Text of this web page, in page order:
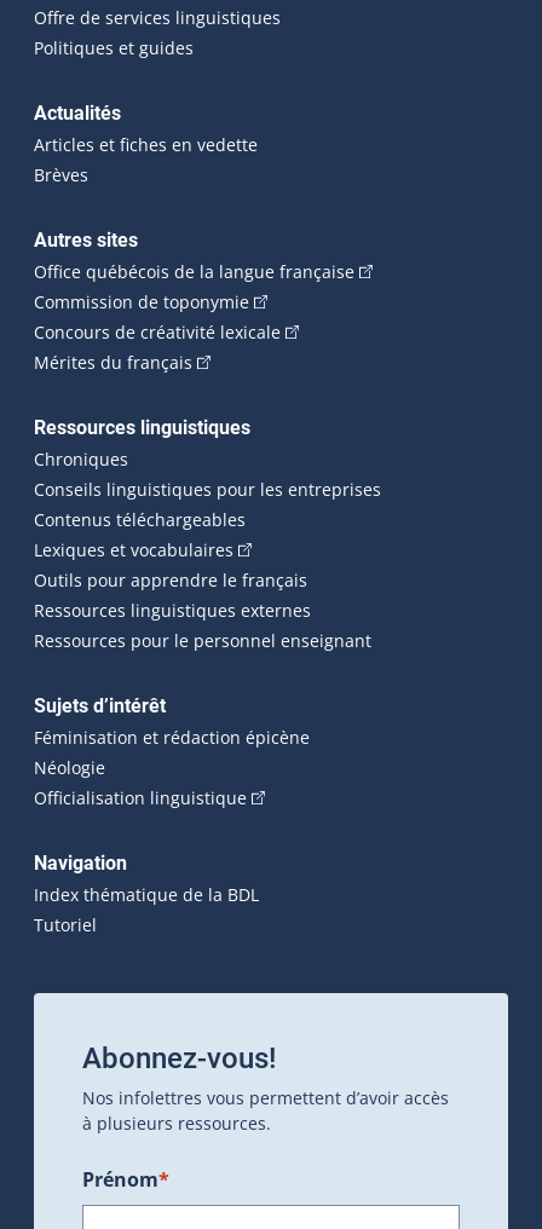
Offre de services linguistiques
Politiques et guides
Actualités
Articles et fiches en vedette
Brèves
Autres sites
Office québécois de la langue française(Cet hyperlien
Commission de toponymie(Cet hyperlien externe s'ouvrira
Concours de créativité lexicale(Cet hyperlien externe
Mérites du français (Cet hyperlien externe s'ouvrira dans une
Ressources linguistiques
Chroniques
Conseils linguistiques pour les entreprises
Contenus téléchargeables
Lexiques et vocabulaires (Cet hyperlien externe s'ouvrira
Outils pour apprendre le français
Ressources linguistiques externes
Ressources pour le personnel enseignant
Sujets d’intérêt
Féminisation et rédaction épicène
Néologie
Officialisation linguistique(Cet hyperlien externe s'ouvrira
Navigation
Index thématique de la BDL
Tutoriel
Abonnez-vous!
Nos infolettres vous permettent d’avoir accès
à plusieurs ressources.
Prénom*